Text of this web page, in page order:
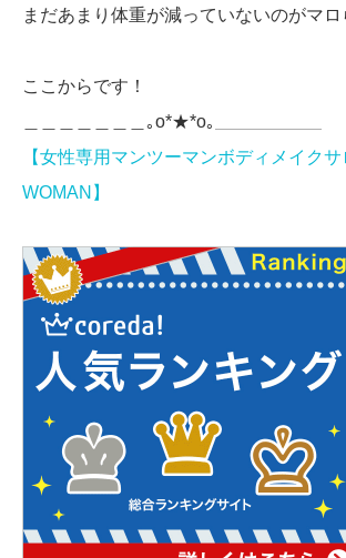
まだあまり体重が減っていないのがマ
ここからです！
＿＿＿＿＿＿＿｡o*★*o｡＿＿＿＿＿＿
【女性専用マンツーマンボディメイク
WOMAN】